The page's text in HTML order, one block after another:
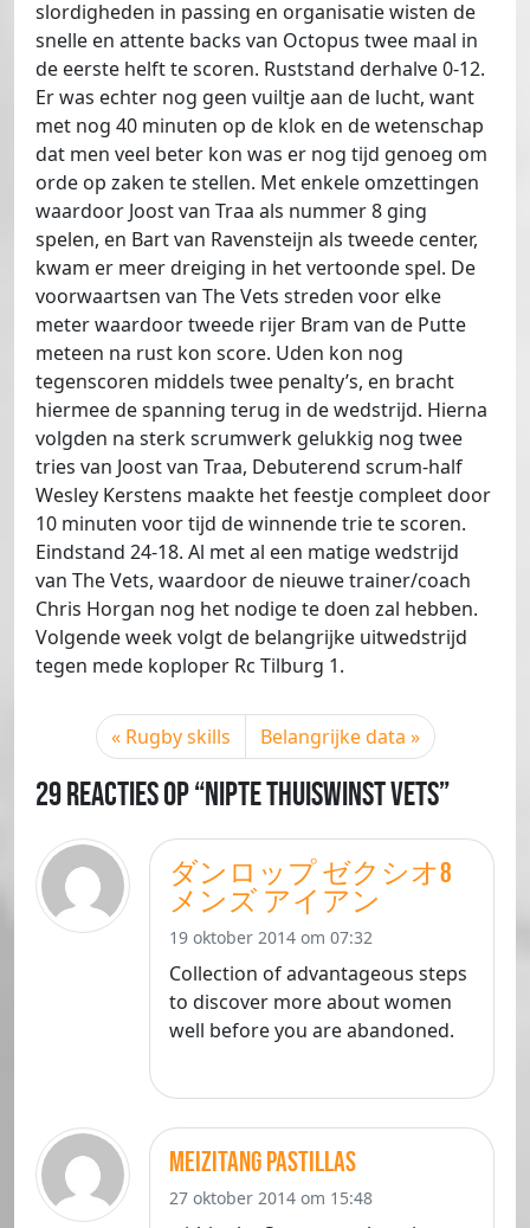
slordigheden in passing en organisatie wisten de
snelle en attente backs van Octopus twee maal in
de eerste helft te scoren. Ruststand derhalve 0-12.
Er was echter nog geen vuiltje aan de lucht, want
met nog 40 minuten op de klok en de wetenschap
dat men veel beter kon was er nog tijd genoeg om
orde op zaken te stellen. Met enkele omzettingen
waardoor Joost van Traa als nummer 8 ging
spelen, en Bart van Ravensteijn als tweede center,
kwam er meer dreiging in het vertoonde spel. De
voorwaartsen van The Vets streden voor elke
meter waardoor tweede rijer Bram van de Putte
meteen na rust kon score. Uden kon nog
tegenscoren middels twee penalty’s, en bracht
hiermee de spanning terug in de wedstrijd. Hierna
volgden na sterk scrumwerk gelukkig nog twee
tries van Joost van Traa, Debuterend scrum-half
Wesley Kerstens maakte het feestje compleet door
10 minuten voor tijd de winnende trie te scoren.
Eindstand 24-18. Al met al een matige wedstrijd
van The Vets, waardoor de nieuwe trainer/coach
Chris Horgan nog het nodige te doen zal hebben.
Volgende week volgt de belangrijke uitwedstrijd
tegen mede koploper Rc Tilburg 1.
Rugby skills Belangrijke data
29 Reacties op “Nipte thuiswinst Vets”
ダンロップ ゼクシオ8
メンズ アイアン
19 oktober 2014 om 07:32
Collection of advantageous steps
to discover more about women
well before you are abandoned.
Meizitang Pastillas
27 oktober 2014 om 15:48